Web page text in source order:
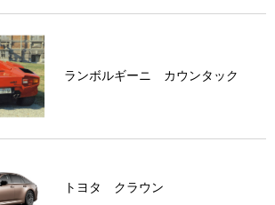
ランボルギーニ カウンタック
トヨタ クラウン